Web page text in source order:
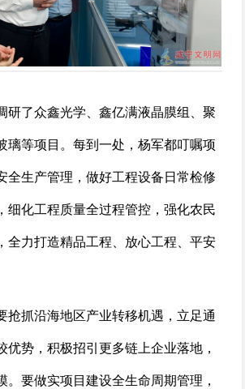
研了众鑫光学、鑫亿满液晶膜组、聚
璃等项目。每到一处，杨军都叮嘱项
全生产管理，做好工程设备日常检修
细化工程质量全过程管控，强化农民
全力打造精品工程、放心工程、平安
抢抓沿海地区产业转移机遇，立足通
优势，积极招引更多链上企业落地，
。要做实项目建设全生命周期管理，